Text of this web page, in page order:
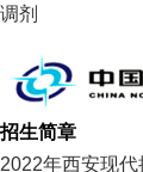
调剂
招生简章
2022年西安现